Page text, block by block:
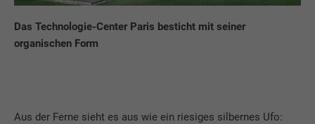
Das Technologie-Center Paris besticht mit seiner
organischen Form
Aus der Ferne sieht es aus wie ein riesiges silbernes Ufo: